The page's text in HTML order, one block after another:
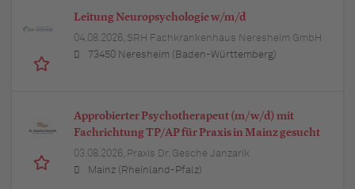
Leitung Neuropsychologie w/m/d
04.08.2026, SRH Fachkrankenhaus Neresheim GmbH
73450 Neresheim (Baden-Württemberg)
Approbierter Psychotherapeut (m/w/d) mit
Fachrichtung TP/AP für Praxis in Mainz gesucht
03.08.2026, Praxis Dr. Gesche Janzarik
Mainz (Rheinland-Pfalz)